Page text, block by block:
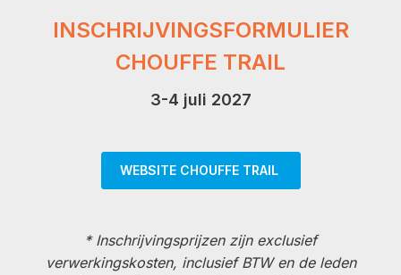
INSCHRIJVINGSFORMULIER
CHOUFFE TRAIL
3-4 juli 2027
WEBSITE CHOUFFE TRAIL
* Inschrijvingsprijzen zijn exclusief
verwerkingskosten, inclusief BTW en de leden